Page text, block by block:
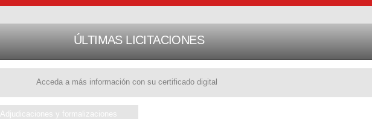
Acceda a más información con su certificado digital
ÚLTIMAS LICITACIONES
Adjudicaciones y formalizaciones